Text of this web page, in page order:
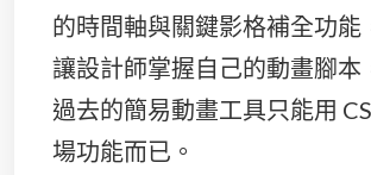
的時間軸與關鍵影格補全功能
讓設計師掌握自己的動畫腳本
過去的簡易動畫工具只能用
場功能而已。